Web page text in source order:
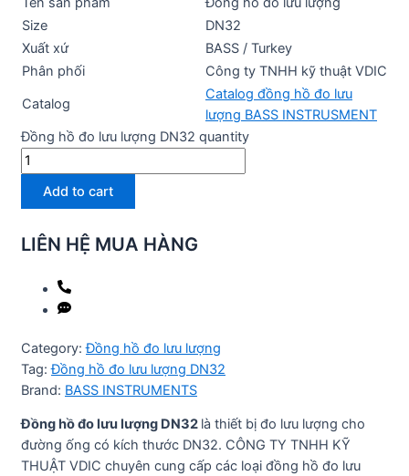
Size
DN32
Xuất xứ
BASS / Turkey
Phân phối
Công ty TNHH kỹ thuật VDIC
Catalog
Catalog đồng hồ đo lưu
lượng BASS INSTRUSMENT
Đồng hồ đo lưu lượng DN32 quantity
Add to cart
LIÊN HỆ MUA HÀNG
Category:Đồng hồ đo lưu lượng
Tag:Đồng hồ đo lưu lượng DN32
Brand: BASS INSTRUMENTS
Đồng hồ đo lưu lượng DN32 là thiết bị đo lưu lượng cho
đường ống có kích thước DN32. CÔNG TY TNHH KỸ
THUẬT VDIC chuyên cung cấp các loại đồng hồ đo lưu